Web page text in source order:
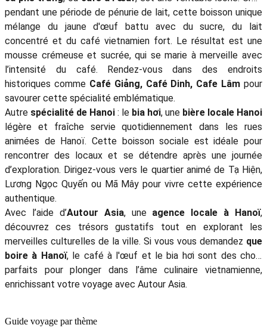
pendant une période de pénurie de lait, cette boisson unique
mélange du jaune d'œuf battu avec du sucre, du lait
concentré et du café vietnamien fort. Le résultat est une
mousse crémeuse et sucrée, qui se marie à merveille avec
l’intensité du café. Rendez-vous dans des endroits
historiques comme Café Giảng, Café Dinh, Cafe Lâm pour
savourer cette spécialité emblématique.
Autre spécialité de Hanoi : le bia hơi, une bière locale Hanoi
légère et fraîche servie quotidiennement dans les rues
animées de Hanoï. Cette boisson sociale est idéale pour
rencontrer des locaux et se détendre après une journée
d’exploration. Dirigez-vous vers le quartier animé de Tạ Hiện,
Lương Ngọc Quyến ou Mã Mây pour vivre cette expérience
authentique.
Avec l’aide d’Autour Asia, une agence locale à Hanoï,
découvrez ces trésors gustatifs tout en explorant les
merveilles culturelles de la ville. Si vous vous demandez que
boire à Hanoï, le café à l'œuf et le bia hơi sont des choix
parfaits pour plonger dans l’âme culinaire vietnamienne,
enrichissant votre voyage avec Autour Asia.
Guide voyage par thème